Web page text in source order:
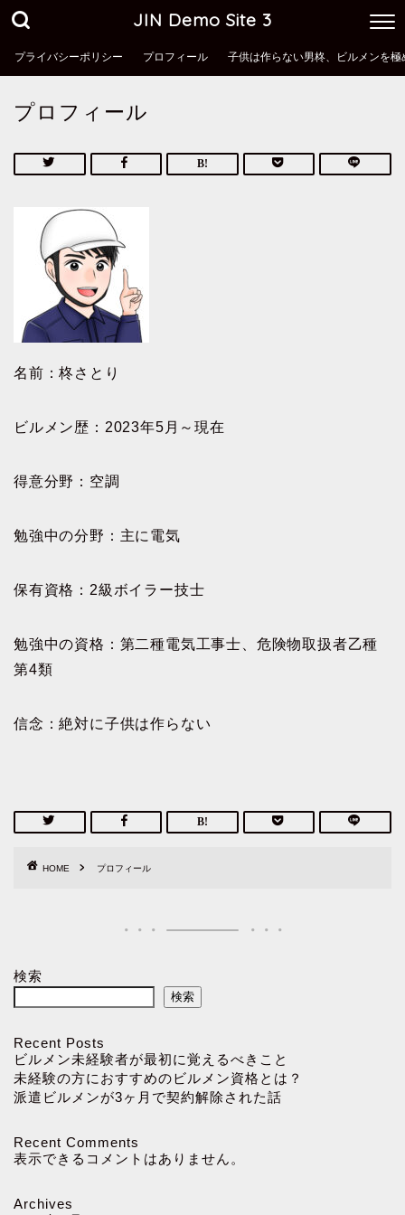
JIN Demo Site 3
プライバシーポリシー プロフィール 子供は作らない男柊、ビルメンを極
プロフィール
名前：柊さとり
ビルメン歴：2023年5月～現在
得意分野：空調
勉強中の分野：主に電気
保有資格：2級ボイラー技士
勉強中の資格：第二種電気工事士、危険物取扱者乙種
第4類
信念：絶対に子供は作らない
HOME プロフィール
検索
検索
Recent Posts
ビルメン未経験者が最初に覚えるべきこと
未経験の方におすすめのビルメン資格とは？
派遣ビルメンが3ヶ月で契約解除された話
Recent Comments
表示できるコメントはありません。
Archives